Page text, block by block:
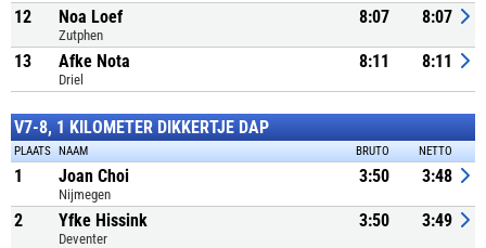
12 Noa Loef
Zutphen
8:07 8:07
13 Afke Nota
Driel
8:11 8:11
V7-8, 1 KILOMETER DIKKERTJE DAP
PLAATS NAAM BRUTO NETTO
1 Joan Choi
Nijmegen
3:50 3:48
2 Yfke Hissink
Deventer
3:50 3:49